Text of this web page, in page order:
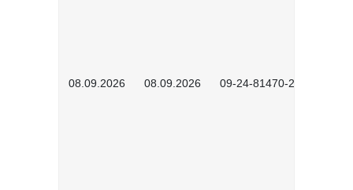
08.09.2026 08.09.2026 09-24-81470-2601